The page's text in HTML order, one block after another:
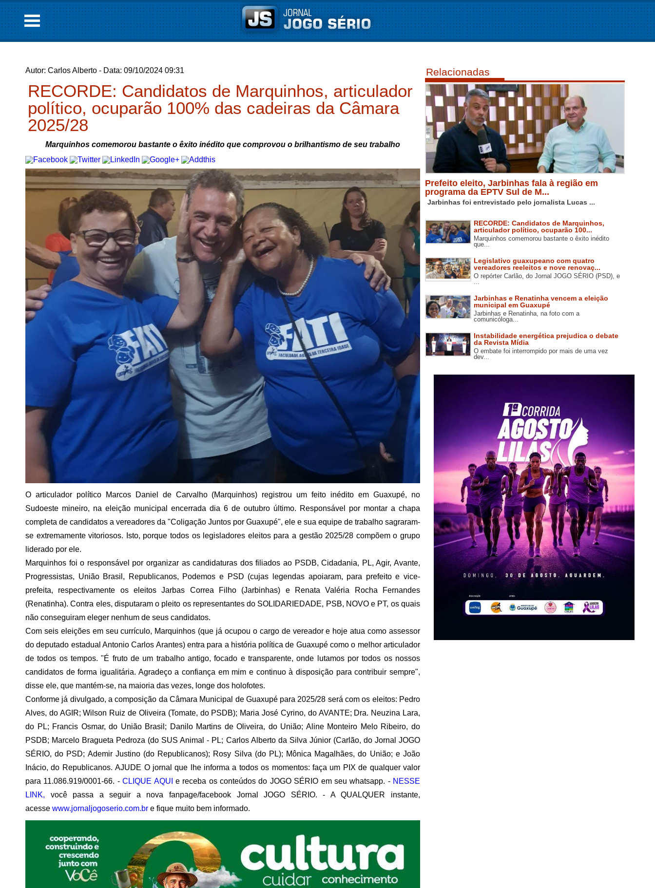
Autor: Carlos Alberto - Data: 09/10/2024 09:31
RECORDE: Candidatos de Marquinhos, articulador
político, ocuparão 100% das cadeiras da Câmara
2025/28
Marquinhos comemorou bastante o êxito inédito que comprovou o brilhantismo de seu trabalho
O articulador político Marcos Daniel de Carvalho (Marquinhos) registrou um feito inédito em Guaxupé, no
Sudoeste mineiro, na eleição municipal encerrada dia 6 de outubro último. Responsável por montar a chapa
completa de candidatos a vereadores da "Coligação Juntos por Guaxupé", ele e sua equipe de trabalho sagraram-
se extremamente vitoriosos. Isto, porque todos os legisladores eleitos para a gestão 2025/28 compõem o grupo
liderado por ele.
Marquinhos foi o responsável por organizar as candidaturas dos filiados ao PSDB, Cidadania, PL, Agir, Avante,
Progressistas, União Brasil, Republicanos, Podemos e PSD (cujas legendas apoiaram, para prefeito e vice-
prefeita, respectivamente os eleitos Jarbas Correa Filho (Jarbinhas) e Renata Valéria Rocha Fernandes
(Renatinha). Contra eles, disputaram o pleito os representantes do SOLIDARIEDADE, PSB, NOVO e PT, os quais
não conseguiram eleger nenhum de seus candidatos.
Com seis eleições em seu currículo, Marquinhos (que já ocupou o cargo de vereador e hoje atua como assessor
do deputado estadual Antonio Carlos Arantes) entra para a história política de Guaxupé como o melhor articulador
de todos os tempos. "É fruto de um trabalho antigo, focado e transparente, onde lutamos por todos os nossos
candidatos de forma igualitária. Agradeço a confiança em mim e continuo à disposição para contribuir sempre",
disse ele, que mantém-se, na maioria das vezes, longe dos holofotes.
Conforme já divulgado, a composição da Câmara Municipal de Guaxupé para 2025/28 será com os eleitos: Pedro
Alves, do AGIR; Wilson Ruiz de Oliveira (Tomate, do PSDB); Maria José Cyrino, do AVANTE; Dra. Neuzina Lara,
do PL; Francis Osmar, do União Brasil; Danilo Martins de Oliveira, do União; Aline Monteiro Melo Ribeiro, do
PSDB; Marcelo Bragueta Pedroza (do SUS Animal - PL; Carlos Alberto da Silva Júnior (Carlão, do Jornal JOGO
SÉRIO, do PSD; Ademir Justino (do Republicanos); Rosy Silva (do PL); Mônica Magalhães, do União; e João
Inácio, do Republicanos. AJUDE O jornal que lhe informa a todos os momentos: faça um PIX de qualquer valor
para 11.086.919/0001-66. -CLIQUE AQUI e receba os conteúdos do JOGO SÉRIO em seu whatsapp. - NESSE
LINK, você passa a seguir a nova fanpage/facebook Jornal JOGO SÉRIO. - A QUALQUER instante,
acesse www.jornaljogoserio.com.br e fique muito bem informado.
Relacionadas
Prefeito eleito, Jarbinhas fala à região em
programa da EPTV Sul de M...
Jarbinhas foi entrevistado pelo jornalista Lucas ...
RECORDE: Candidatos de Marquinhos,
articulador político, ocuparão 100...
Marquinhos comemorou bastante o êxito inédito
que...
Legislativo guaxupeano com quatro
vereadores reeleitos e nove renovaç...
O repórter Carlão, do Jornal JOGO SÉRIO (PSD), e
...
Jarbinhas e Renatinha vencem a eleição
municipal em Guaxupé
Jarbinhas e Renatinha, na foto com a
comunicóloga...
Instabilidade energética prejudica o debate
da Revista Mídia
O embate foi interrompido por mais de uma vez
dev...